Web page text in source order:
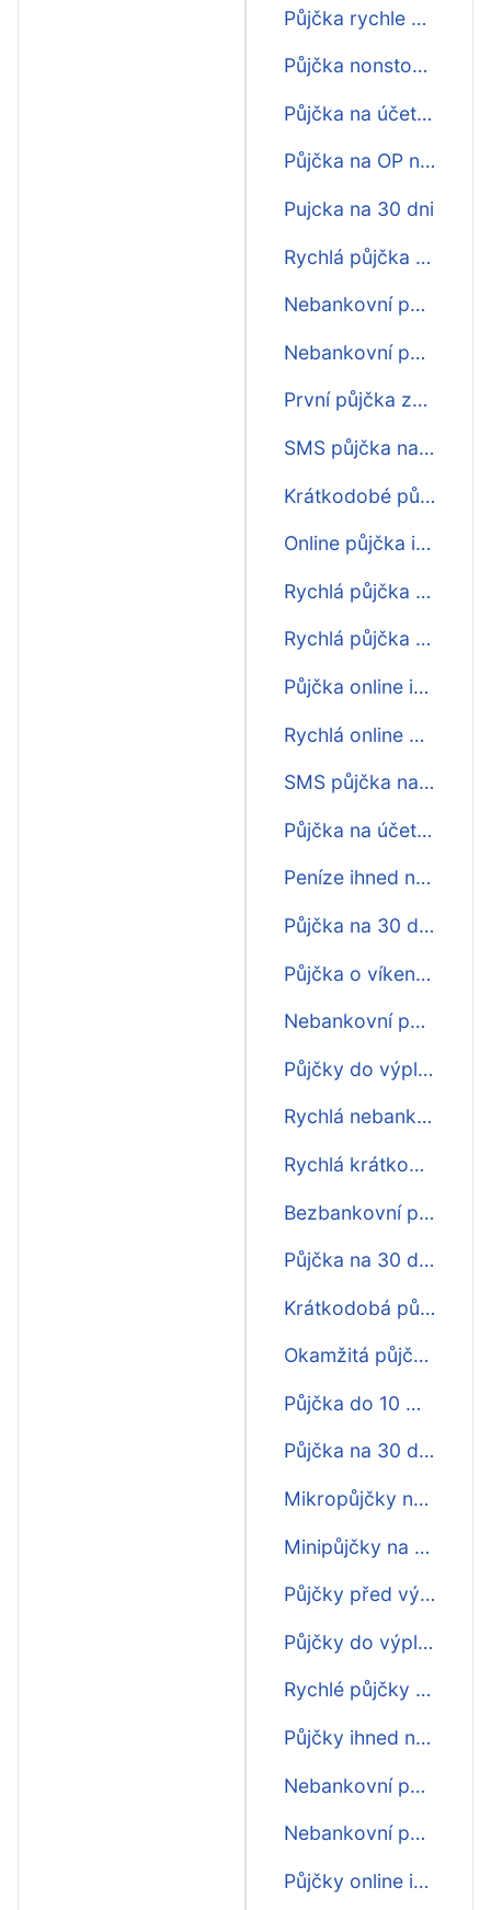
Půjčka rychle na 30 dní
Půjčka nonstop na 30 dní
Půjčka na účet ihned na 30 dní
Půjčka na OP na 30 dní
Pujcka na 30 dni
Rychlá půjčka na 30 dní
Nebankovní půjčka na 30 dní
Nebankovní půjčka ihned na 30 dní
První půjčka zdarma na 30 dní
SMS půjčka na 30 dní
Krátkodobé půjčky na 30 dní
Online půjčka ihned na účet na 30 dní
Rychlá půjčka před výplatou na 30 dní
Rychlá půjčka do výplaty na 30 dní
Půjčka online ihned na účet na 30 dní nonstop
Rychlá online půjčka na 30 dní
SMS půjčka na 30 dní ihned
Půjčka na účet na 30 dní ještě dnes
Peníze ihned na účet na 30 dní
Půjčka na 30 dní online ihned na účet
Půjčka o víkendu na 30 dní ihned na účet
Nebankovní půjčka ihned na účet na 30 dní
Půjčky do výplaty na 30 dní první zdarma
Rychlá nebankovní půjčka na 30 dní
Rychlá krátkodobá půjčka před výplatou na 30 dní
Bezbankovní půjčka na 30 dní
Půjčka na 30 dní ještě dnes
Krátkodobá půjčka ihned na 30 dní
Okamžitá půjčka na 30 dní
Půjčka do 10 minut na 30 dní
Půjčka na 30 dní do 15 minut
Mikropůjčky na 30 dní
Minipůjčky na 30 dní
Půjčky před výplatou na 30 dní
Půjčky do výplaty na 30 dní
Rychlé půjčky na 30 dní
Půjčky ihned na účet na 30 dní
Nebankovní půjčky na 30 dní
Nebankovní půjčky ihned na 30 dní
Půjčky online ihned na 30 dní